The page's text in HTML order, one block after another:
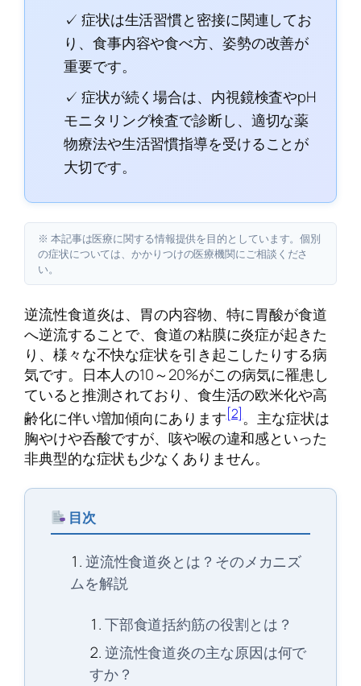
✓ 症状は生活習慣と密接に関連してお
り、食事内容や食べ方、姿勢の改善が
重要です。
✓ 症状が続く場合は、内視鏡検査やpH
モニタリング検査で診断し、適切な薬
物療法や生活習慣指導を受けることが
大切です。
※ 本記事は医療に関する情報提供を目的としています。個別
の症状については、かかりつけの医療機関にご相談くださ
い。
逆流性食道炎は、胃の内容物、特に胃酸が食道
へ逆流することで、食道の粘膜に炎症が起きた
り、様々な不快な症状を引き起こしたりする病
気です。日本人の10～20%がこの病気に罹患し
ていると推測されており、食生活の欧米化や高
齢化に伴い増加傾向にあります[2]。主な症状は
胸やけや呑酸ですが、咳や喉の違和感といった
非典型的な症状も少なくありません。
目次
逆流性食道炎とは？そのメカニズ
ムを解説
下部食道括約筋の役割とは？
逆流性食道炎の主な原因は何で
すか？